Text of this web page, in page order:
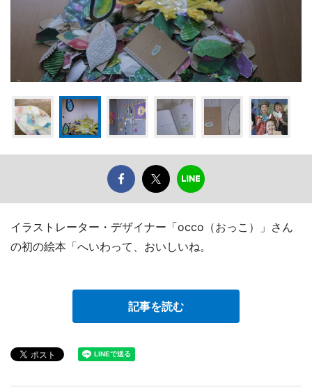
イラストレーター・デザイナー「occo（おっこ）」さん
の初の絵本「へいわって、おいしいね。
記事を読む